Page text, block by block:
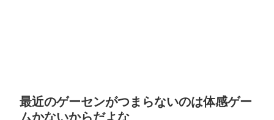
最近のゲーセンがつまらないのは体感ゲー
ムかないからだよな